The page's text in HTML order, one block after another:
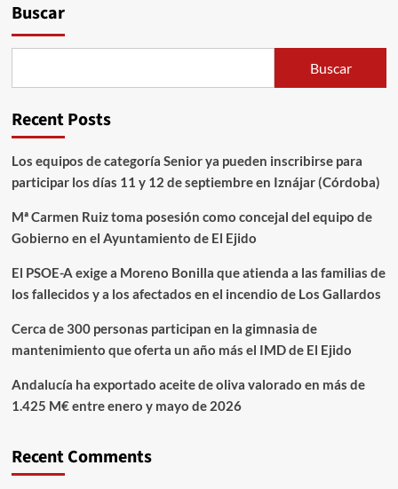
Buscar
Buscar
Recent Posts
Los equipos de categoría Senior ya pueden inscribirse para
participar los días 11 y 12 de septiembre en Iznájar (Córdoba)
Mª Carmen Ruiz toma posesión como concejal del equipo de
Gobierno en el Ayuntamiento de El Ejido
El PSOE-A exige a Moreno Bonilla que atienda a las familias de
los fallecidos y a los afectados en el incendio de Los Gallardos
Cerca de 300 personas participan en la gimnasia de
mantenimiento que oferta un año más el IMD de El Ejido
Andalucía ha exportado aceite de oliva valorado en más de
1.425 M€ entre enero y mayo de 2026
Recent Comments